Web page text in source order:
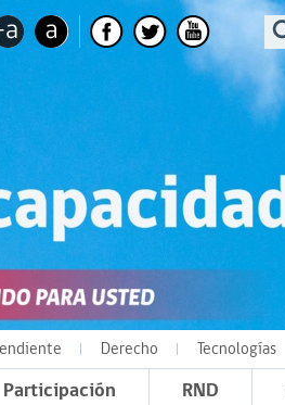
Derecho Tecnologías
Participación RND